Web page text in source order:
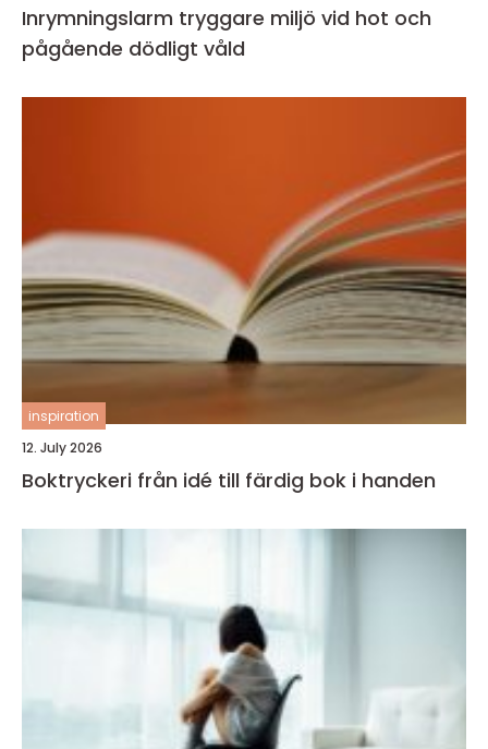
Inrymningslarm tryggare miljö vid hot och
pågående dödligt våld
inspiration
12. July 2026
Boktryckeri från idé till färdig bok i handen